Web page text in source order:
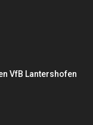
VfB Lantershofen